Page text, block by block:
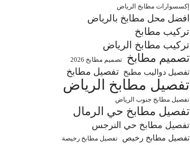
إكسسوارات مطابخ الرياض
افضل محل مطابخ بالرياض
تركيب مطابخ
تركيب مطابخ الرياض
تصميم مطابخ تصميم مطابخ 2026
تفصيل دواليب مطبخ تفصيل مطابخ
تفصيل مطابخ الرياض
تفصيل مطابخ جنوب الرياض
تفصيل مطابخ حي الرمال
تفصيل مطابخ حي النرجس
تفصيل مطابخ رخيص تفصيل مطابخ رخيصة